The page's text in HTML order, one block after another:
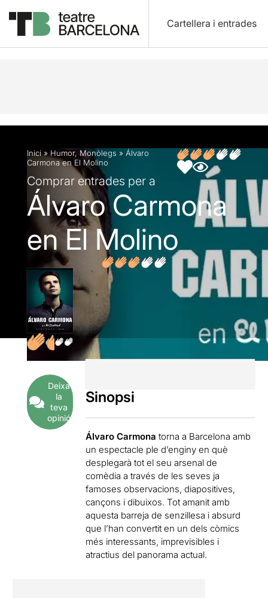
Cartellera i entrades
Descripció Fitxa artística
Inici» Humor, Monòlegs » Álvaro
Carmona en El Molino
Comprar entrades per a
Álvaro Carmona
en El Molino
Deixa
la
teva
opinió
Sinopsi
Álvaro Carmona torna a Barcelona amb
un espectacle ple d’enginy en què
desplegarà tot el seu arsenal de
comèdia a través de les seves ja
famoses observacions, diapositives,
cançons i dibuixos. Tot amanit amb
aquesta barreja de senzillesa i absurd
que l’han convertit en un dels còmics
més interessants, imprevisibles i
atractius del panorama actual.